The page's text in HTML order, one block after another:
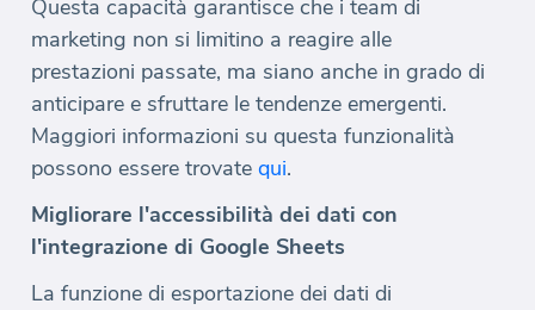
Questa capacità garantisce che i team di
marketing non si limitino a reagire alle
prestazioni passate, ma siano anche in grado di
anticipare e sfruttare le tendenze emergenti.
Maggiori informazioni su questa funzionalità
possono essere trovate qui.
Migliorare l'accessibilità dei dati con
l'integrazione di Google Sheets
La funzione di esportazione dei dati di